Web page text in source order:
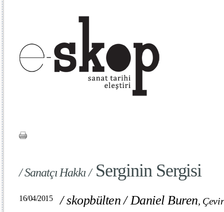
/ Sanatçı Hakkı /Serginin Sergisi
16/04/2015 /skopbülten /Daniel Buren,